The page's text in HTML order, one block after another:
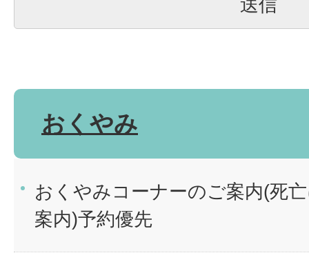
おくやみ
おくやみコーナーのご案内(死
案内)予約優先